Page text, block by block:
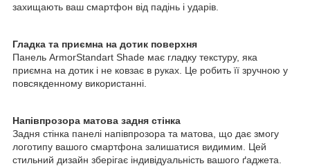
захищають ваш смартфон від падінь і ударів.
Гладка та приємна на дотик поверхня
Панель ArmorStandart Shade має гладку текстуру, яка
приємна на дотик і не ковзає в руках. Це робить її зручною у
повсякденному використанні.
Напівпрозора матова задня стінка
Задня стінка панелі напівпрозора та матова, що дає змогу
логотипу вашого смартфона залишатися видимим. Цей
стильний дизайн зберігає індивідуальність вашого ґаджета.